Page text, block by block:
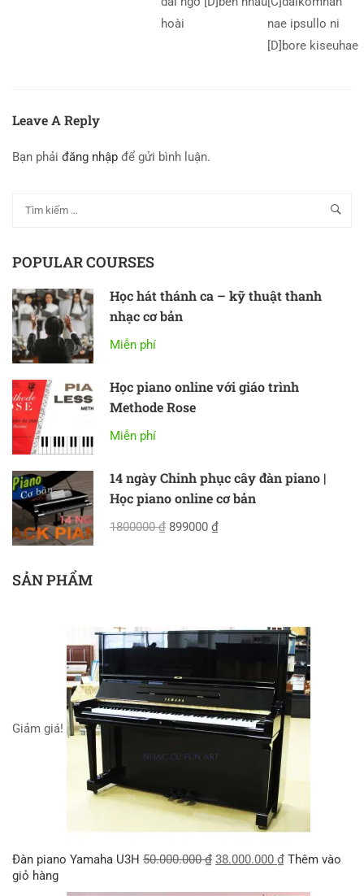
hoài
nae ipsullo ni
[D]bore kiseuhae
Leave A Reply
Bạn phải đăng nhập để gửi bình luận.
POPULAR COURSES
Học hát thánh ca – kỹ thuật thanh
nhạc cơ bản
Miễn phí
Học piano online với giáo trình
Methode Rose
Miễn phí
14 ngày Chinh phục cây đàn piano |
Học piano online cơ bản
1800000 ₫ 899000 ₫
SẢN PHẨM
Giảm giá!
Đàn piano Yamaha U3H 50.000.000₫ 38.000.000 ₫ Thêm vào
giỏ hàng